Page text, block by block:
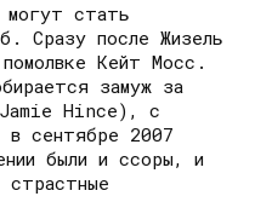
могут стать
Сразу после Жизель
Кейт Мосс.
замуж за
Hince), с
в сентябре 2007
были и ссоры, и